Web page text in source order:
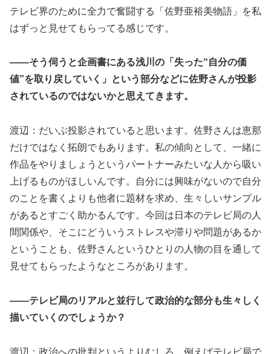
テレビ界のために全力で奮闘する「佐野亜裕美物語」を私
はずっと見せてもらってる感じです。
――そう伺うと企画書にある浅川の「失った“自分の価
値”を取り戻していく」という部分などに佐野さんが投影
されているのではないかと思えてきます。
渡辺：だいぶ投影されていると思います。佐野さんは恵那
だけではなく拓朗でもあります。私の傾向として、一緒に
作品をやりましょうというパートナーみたいな人から吸い
上げるものがほしいんです。自分には興味がないので自分
のことを書くよりも他者に題材を求め、生々しいサンプル
があるとすごく助かるんです。今回は日本のテレビ局の人
間関係や、そこにどういうストレスや滞りや問題があるか
ということも、佐野さんというひとりの人物の目を通して
見せてもらったようなところがあります。
――テレビ局のリアルと並行して政治的な部分も生々しく
描いていくのでしょうか？
渡辺：政治への批判というよりむしろ、例えばテレビ局で